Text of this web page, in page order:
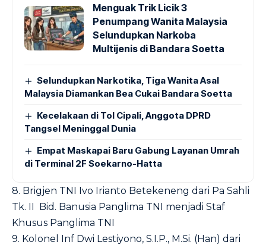
Menguak Trik Licik 3
Penumpang Wanita Malaysia
Selundupkan Narkoba
Multijenis di Bandara Soetta
Selundupkan Narkotika, Tiga Wanita Asal
Malaysia Diamankan Bea Cukai Bandara Soetta
Kecelakaan di Tol Cipali, Anggota DPRD
Tangsel Meninggal Dunia
Empat Maskapai Baru Gabung Layanan Umrah
di Terminal 2F Soekarno-Hatta
8. Brigjen TNI Ivo Irianto Betekeneng dari Pa Sahli
Tk. II Bid. Banusia Panglima TNI menjadi Staf
Khusus Panglima TNI
9. Kolonel Inf Dwi Lestiyono, S.I.P., M.Si. (Han) dari